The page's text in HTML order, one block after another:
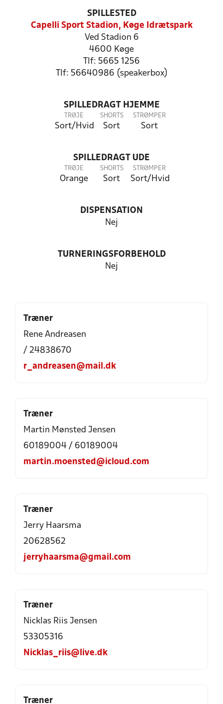
SPILLESTED
Capelli Sport Stadion, Køge Idrætspark
Ved Stadion 6
4600 Køge
Tlf: 5665 1256
Tlf: 56640986 (speakerbox)
SPILLEDRAGT HJEMME
TRØJE
Sort/Hvid
SHORTS
Sort
STRØMPER
Sort
SPILLEDRAGT UDE
TRØJE
Orange
SHORTS
Sort
STRØMPER
Sort/Hvid
DISPENSATION
Nej
TURNERINGSFORBEHOLD
Nej
Træner
Rene Andreasen
/ 24838670
r_andreasen@mail.dk
Træner
Martin Mønsted Jensen
60189004 / 60189004
martin.moensted@icloud.com
Træner
Jerry Haarsma
20628562
jerryhaarsma@gmail.com
Træner
Nicklas Riis Jensen
53305316
Nicklas_riis@live.dk
Træner